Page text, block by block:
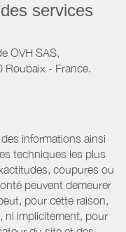
services
OVH SAS,
Roubaix - France.
informations ainsi
techniques les plus
coupures ou
peuvent demeurer
pour cette raison,
ni implicitement, pour